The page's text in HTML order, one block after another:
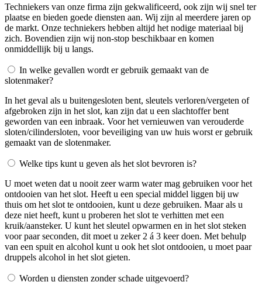
Techniekers van onze firma zijn gekwalificeerd, ook zijn wij snel ter
plaatse en bieden goede diensten aan. Wij zijn al meerdere jaren op
de markt. Onze techniekers hebben altijd het nodige materiaal bij
zich. Bovendien zijn wij non-stop beschikbaar en komen
onmiddellijk bij u langs.
In welke gevallen wordt er gebruik gemaakt van de
slotenmaker?
In het geval als u buitengesloten bent, sleutels verloren/vergeten of
afgebroken zijn in het slot, kan zijn dat u een slachtoffer bent
geworden van een inbraak. Voor het vernieuwen van verouderde
sloten/cilindersloten, voor beveiliging van uw huis worst er gebruik
gemaakt van de slotenmaker.
Welke tips kunt u geven als het slot bevroren is?
U moet weten dat u nooit zeer warm water mag gebruiken voor het
ontdooien van het slot. Heeft u een special middel liggen bij uw
thuis om het slot te ontdooien, kunt u deze gebruiken. Maar als u
deze niet heeft, kunt u proberen het slot te verhitten met een
kruik/aansteker. U kunt het sleutel opwarmen en in het slot steken
voor paar seconden, dit moet u zeker 2 á 3 keer doen. Met behulp
van een spuit en alcohol kunt u ook het slot ontdooien, u moet paar
druppels alcohol in het slot gieten.
Worden u diensten zonder schade uitgevoerd?